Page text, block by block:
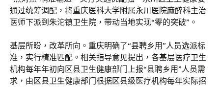
通过统筹调配，将重庆医科大学附属永川医院麻醉科主治
医师下派到朱沱镇卫生院，带动当地实现“零的突破”。
基层所盼，改革所向。重庆明确了“县聘乡用”人员选派标
准，实行精准匹配。相关指导意见提出，各基层医疗卫生
机构每年年初向区县卫生健康部门上报“县聘乡用”人员需
求，由区县卫生健康部门根据区县级医疗机构每年实际招